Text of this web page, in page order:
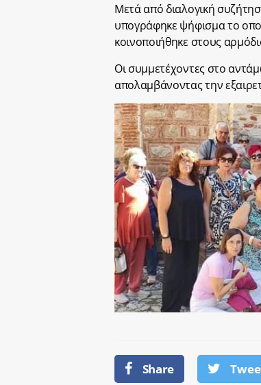
Μετά από διαλογική
υπογράφηκε ψήφισμα το
κοινοποιήθηκε στους
Οι συμμετέχοντες στο
απολαμβάνοντας την
Share